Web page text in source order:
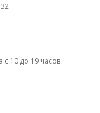
с 10 до 19 часов